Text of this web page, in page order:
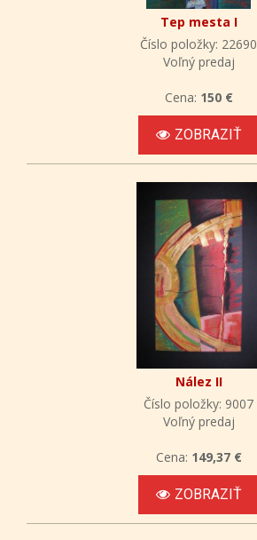
Tep mesta I
Číslo položky: 22690
Voľný predaj
Cena: 150 €
ZOBRAZIŤ
Nález II
Číslo položky: 9007
Voľný predaj
Cena: 149,37 €
ZOBRAZIŤ